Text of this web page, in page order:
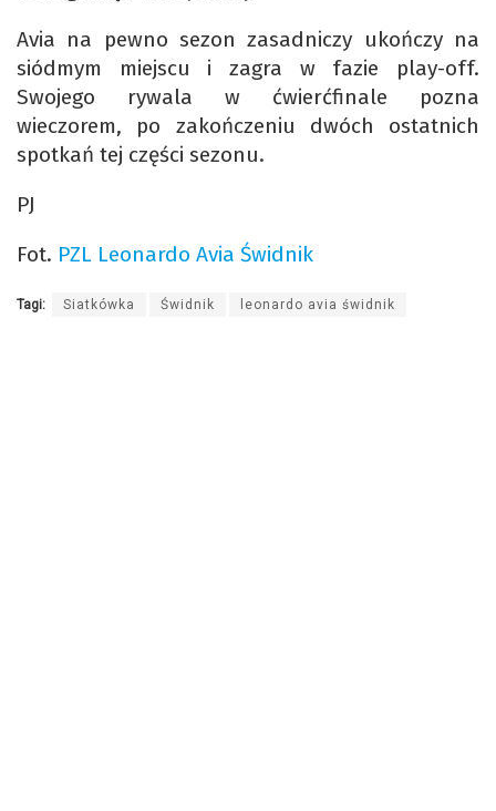
Avia na pewno sezon zasadniczy ukończy na
siódmym miejscu i zagra w fazie play-off.
Swojego rywala w ćwierćfinale pozna
wieczorem, po zakończeniu dwóch ostatnich
spotkań tej części sezonu.
PJ
Fot. PZL Leonardo Avia Świdnik
Tagi: Siatkówka Świdnik leonardo avia świdnik